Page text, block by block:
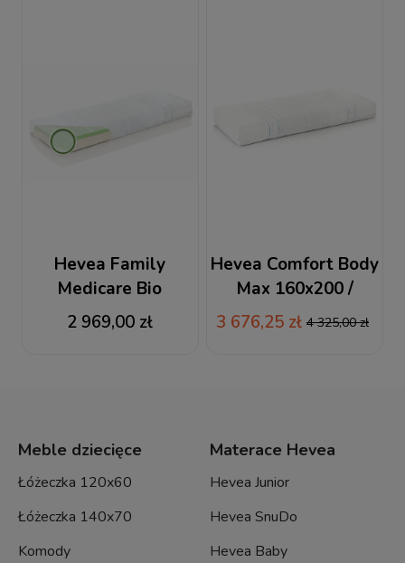
Hevea Family
Medicare Bio
Climalateks 160x200
2 969,00 zł
Hevea Comfort Body
Max 160x200 /
200x160 materac
3 676,25 zł 4 325,00 zł
Meble dziecięce
Łóżeczka 120x60
Łóżeczka 140x70
Komody
Materace Hevea
Hevea Junior
Hevea SnuDo
Hevea Baby